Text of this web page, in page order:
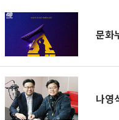
문화
나영